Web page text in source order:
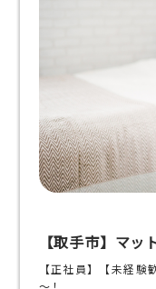
【取手市】マ
【正社員】【未経